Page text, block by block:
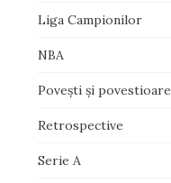
Liga Campionilor
NBA
Poveşti şi povestioare
Retrospective
Serie A